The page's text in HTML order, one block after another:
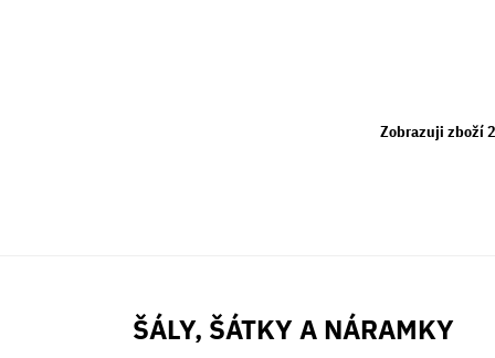
Zobrazuji zboží
ŠÁLY, ŠÁTKY A NÁRAMKY